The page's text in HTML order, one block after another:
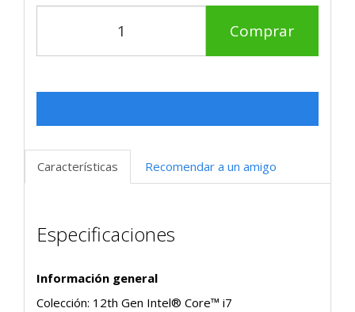
Comprar
Características Recomendar a un amigo
Especificaciones
Información general
Colección: 12th Gen Intel® Core™ i7